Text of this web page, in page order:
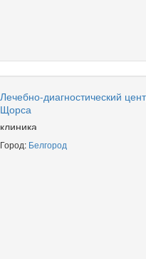
Лечебно-диагностический
Щорса
клиника
Город: Белгород